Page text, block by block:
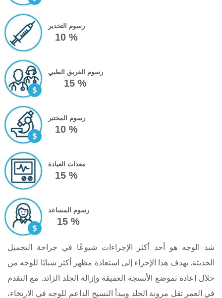
رسوم التخدير
10 %
رسوم الفريق الطبي
15 %
رسوم المختبر
10 %
معدات العيادة
15 %
رسوم المساعد
15 %
شد الوجه هو أحد أكثر الإجراءات شيوعًا في جراحة التجميل
الحديثة. يهدف هذا الإجراء إلى استعادة مظهر أكثر شبابًا للوجه من
خلال إعادة تموضع الأنسجة العميقة وإزالة الجلد الزائد. مع التقدم
في العمر تقل مرونة الجلد ويبدأ النسيج الداعم للوجه في الارتخاء،